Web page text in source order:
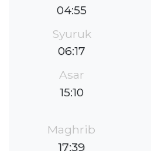
04:55
Syuruk
06:17
Asar
15:10
Maghrib
17:39